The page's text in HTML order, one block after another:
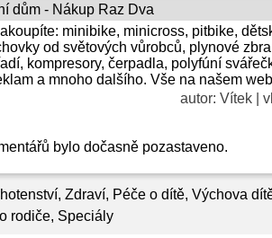
, Zdraví, Péče o dítě, Výchova
rodiče, Speciály
dům - Nákup Raz Dva
minibike, minicross, pitbike,
od světových vůrobců, plynové
kompresory, čerpadla, polyfúní
a mnoho dalšího. Vše na našem
autor: Vítek |
bylo dočasně pozastaveno.